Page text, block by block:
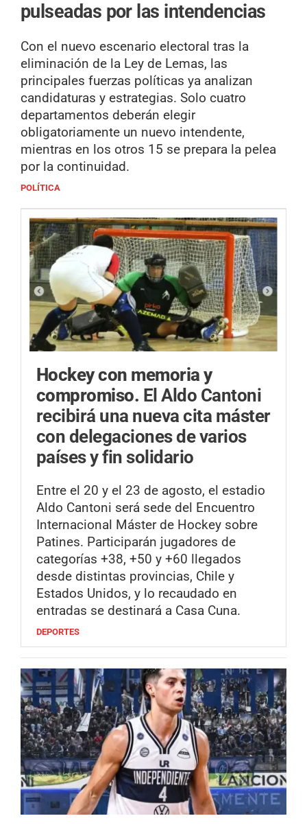
pulseadas por las intendencias
Con el nuevo escenario electoral tras la
eliminación de la Ley de Lemas, las
principales fuerzas políticas ya analizan
candidaturas y estrategias. Solo cuatro
departamentos deberán elegir
obligatoriamente un nuevo intendente,
mientras en los otros 15 se prepara la pelea
por la continuidad.
POLÍTICA
Hockey con memoria y
compromiso. El Aldo Cantoni
recibirá una nueva cita máster
con delegaciones de varios
países y fin solidario
Entre el 20 y el 23 de agosto, el estadio
Aldo Cantoni será sede del Encuentro
Internacional Máster de Hockey sobre
Patines. Participarán jugadores de
categorías +38, +50 y +60 llegados
desde distintas provincias, Chile y
Estados Unidos, y lo recaudado en
entradas se destinará a Casa Cuna.
DEPORTES